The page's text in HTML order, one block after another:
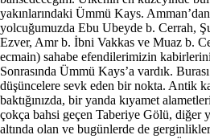
yakınlarındaki Ümmü Kays.
yolcuğumuzda Ebu Ubeyde b. Cerrah,
Ezver, Amr b. İbni Vakkas ve Muaz b.
ecmain) sahabe efendilerimizin
Sonrasında Ümmü Kays’a vardık.
düşüncelere sevk eden bir nokta. Antik
baktığınızda, bir yanda kıyamet
çokça bahsi geçen Taberiye Gölü, diğer
altında olan ve bugünlerde de